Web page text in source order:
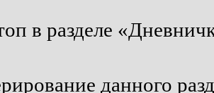
в разделе
данного